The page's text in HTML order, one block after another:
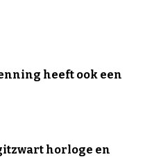
heeft ook een
horloge en